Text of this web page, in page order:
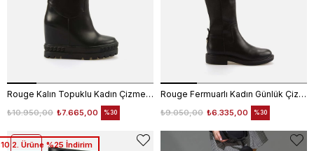
Rouge Kalın Topuklu Kadın Çizme 44210
₺7.665,00
₺10.950,00 %30
Rouge Fermuarlı Kadın Günlük Çizme 24692
₺6.335,00
₺9.050,00 %30
2. Ürüne %25 İndirim